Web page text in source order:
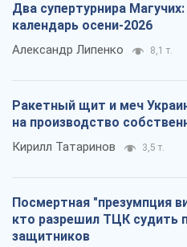
Два супертурнира Магучих:
календарь осени-2026
Александр Липенко 8,1 т.
Ракетный щит и меч
на производство
Кирилл Татаринов 3,5 т.
Посмертная "презумпция
кто разрешил ТЦК судить
защитников